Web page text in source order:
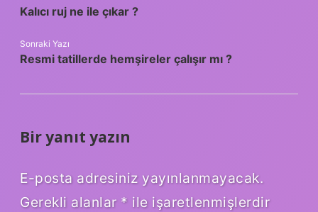
Kalıcı ruj ne ile çıkar ?
Sonraki Yazı
Resmi tatillerde hemşireler çalışır mı ?
Bir yanıt yazın
E-posta adresiniz yayınlanmayacak.
Gerekli alanlar * ile işaretlenmişlerdir